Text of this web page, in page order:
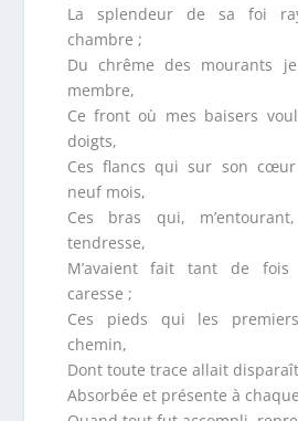
La splendeur de sa foi
chambre ;
Du chrême des mourants
membre,
Ce front où mes baisers
doigts,
Ces flancs qui sur son cœur
neuf mois,
Ces bras qui,
tendresse,
M’avaient fait tant de
caresse ;
Ces pieds qui les
chemin,
Dont toute trace allait
Absorbée et présente à